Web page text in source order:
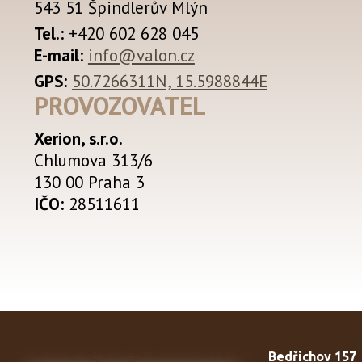
543 51 Špindlerův Mlýn
Tel.:+420 602 628 045
E-mail: info@valon.cz
GPS: 50.7266311N, 15.5988844E
PROVOZOVATEL
Xerion, s.r.o.
Chlumova 313/6
130 00 Praha 3
IČO:28511611
Bedřichov 157